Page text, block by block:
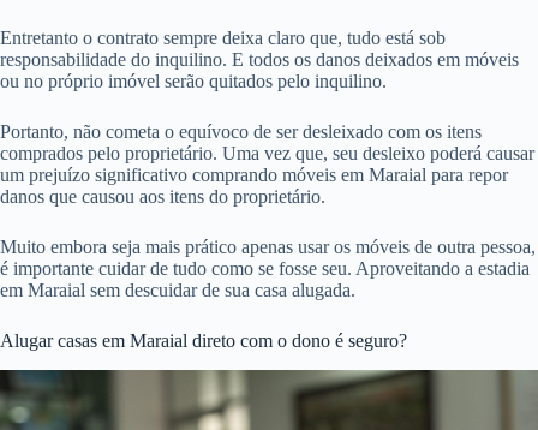
Entretanto o contrato sempre deixa claro que, tudo está sob
responsabilidade do inquilino. E todos os danos deixados em móveis
ou no próprio imóvel serão quitados pelo inquilino.
Portanto, não cometa o equívoco de ser desleixado com os itens
comprados pelo proprietário. Uma vez que, seu desleixo poderá causar
um prejuízo significativo comprando móveis em Maraial para repor
danos que causou aos itens do proprietário.
Muito embora seja mais prático apenas usar os móveis de outra pessoa,
é importante cuidar de tudo como se fosse seu. Aproveitando a estadia
em Maraial sem descuidar de sua casa alugada.
Alugar casas em Maraial direto com o dono é seguro?